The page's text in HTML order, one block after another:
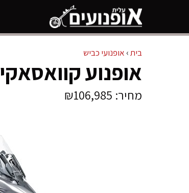
בית› אופנועי כביש
אופנוע קוואסאקי VERSYS 1100 S
מחיר: ₪106,985